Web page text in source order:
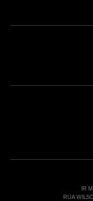
Nossas Lojas
IR
RUA